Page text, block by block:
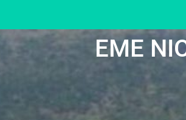
ΕΜΕ